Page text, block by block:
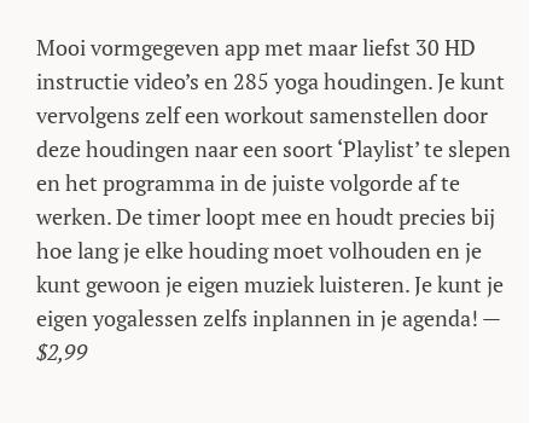
Mooi vormgegeven app met maar liefst 30 HD
instructie video’s en 285 yoga houdingen. Je kunt
vervolgens zelf een workout samenstellen door
deze houdingen naar een soort ‘Playlist’ te slepen
en het programma in de juiste volgorde af te
werken. De timer loopt mee en houdt precies bij
hoe lang je elke houding moet volhouden en je
kunt gewoon je eigen muziek luisteren. Je kunt je
eigen yogalessen zelfs inplannen in je agenda! —
$2,99